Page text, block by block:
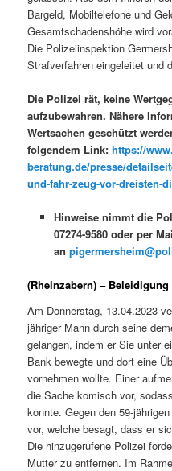
Bargeld, Mobiltelefone und
Gesamtschadenshöhe wird
Die Polizeiinspektion
Strafverfahren eingeleitet und
Die Polizei rät, keine
aufzubewahren. Nähere
Wertsachen geschützt
folgendem Link:https://
beratung.de/presse/
und-fahr-zeug-vor-dreisten-
Hinweise nimmt die
07274-9580 oder per
an
(Rheinzabern) –
Am Donnerstag, 13.04.2023
jähriger Mann durch seine
gelangen, indem er Sie unter
Bank bewegte und dort eine
vornehmen wollte. Einer
die Sache komisch vor,
konnte. Gegen den 59-
vor, welche besagt, dass er
Die hinzugerufene Polizei
Mutter zu entfernen. Im